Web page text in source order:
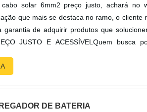
solar 6mm2 preço justo, achará no
que mais se destaca no ramo, o cliente
garantia de adquirir produtos que
JUSTO E ACESSÍVELQuem busca
e cabo fotovoltaico condutor,
empresas que não tenham produtos e
simples, mas que mostram o
DE BATERIA